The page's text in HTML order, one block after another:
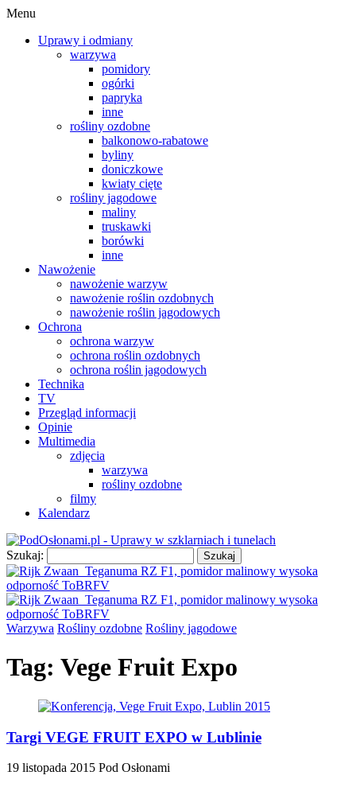
Menu
Uprawy i odmiany
warzywa
pomidory
ogórki
papryka
inne
rośliny ozdobne
balkonowo-rabatowe
byliny
doniczkowe
kwiaty cięte
rośliny jagodowe
maliny
truskawki
borówki
inne
Nawożenie
nawożenie warzyw
nawożenie roślin ozdobnych
nawożenie roślin jagodowych
Ochrona
ochrona warzyw
ochrona roślin ozdobnych
ochrona roślin jagodowych
Technika
TV
Przegląd informacji
Opinie
Multimedia
zdjęcia
warzywa
rośliny ozdobne
filmy
Kalendarz
Szukaj:
Warzywa Rośliny ozdobne Rośliny jagodowe
Tag: Vege Fruit Expo
Targi VEGE FRUIT EXPO w Lublinie
19 listopada 2015 Pod Osłonami